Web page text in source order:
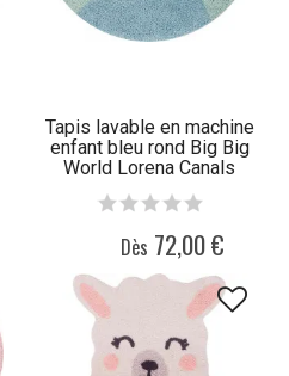
Tapis lavable en machine
enfant bleu rond Big Big
World Lorena Canals
Dès 72,00 €